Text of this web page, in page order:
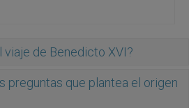
viaje de Benedicto XVI?
preguntas que plantea el origen